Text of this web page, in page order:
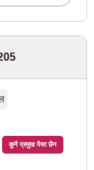
कुनै प्रमुख पैसा छैन